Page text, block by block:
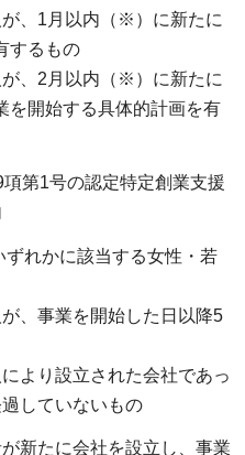
が、1月以内（※）に新たに
するもの
が、2月以内（※）に新たに
を開始する具体的計画を有
第1号の認定特定創業支援
れかに該当する女性・若
、事業を開始した日以降5
より設立された会社であっ
していないもの
新たに会社を設立し、事業